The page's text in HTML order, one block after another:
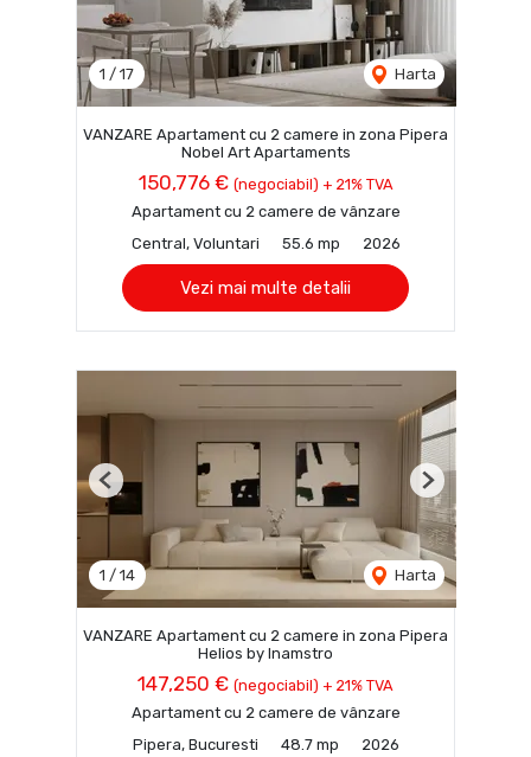
1 / 17 Harta
VANZARE Apartament cu 2 camere in zona Pipera
Nobel Art Apartaments
150,776 € (negociabil) + 21% TVA
Apartament cu 2 camere de vânzare
Central, Voluntari
55.6 mp 2026
Vezi mai multe detalii
1 / 14 Harta
Previous Next
VANZARE Apartament cu 2 camere in zona Pipera
Helios by Inamstro
147,250 € (negociabil) + 21% TVA
Apartament cu 2 camere de vânzare
Pipera, Bucuresti
48.7 mp 2026